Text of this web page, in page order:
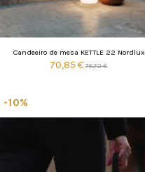
Candeeiro de mesa KETTLE 22 Nordlux
70,85 € 78,72 €
-10%